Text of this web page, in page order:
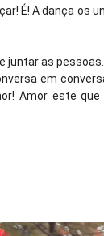
É! A dança os
as
em
Amor este